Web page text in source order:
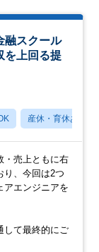
融スクール
を上回る提
産休・育休あり
・売上ともに右
り、今回は2つ
アエンジニアを
して最終的にご